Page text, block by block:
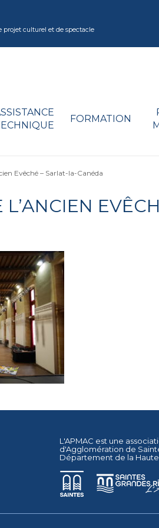
projet culturel et de spectacle
FORMATION
Evêché – Sarlat-la-Canéda
L’ANCIEN
L'APMAC est une
d'Agglomération de
Département de la